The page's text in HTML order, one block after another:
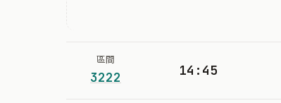
區間
3222 14:45